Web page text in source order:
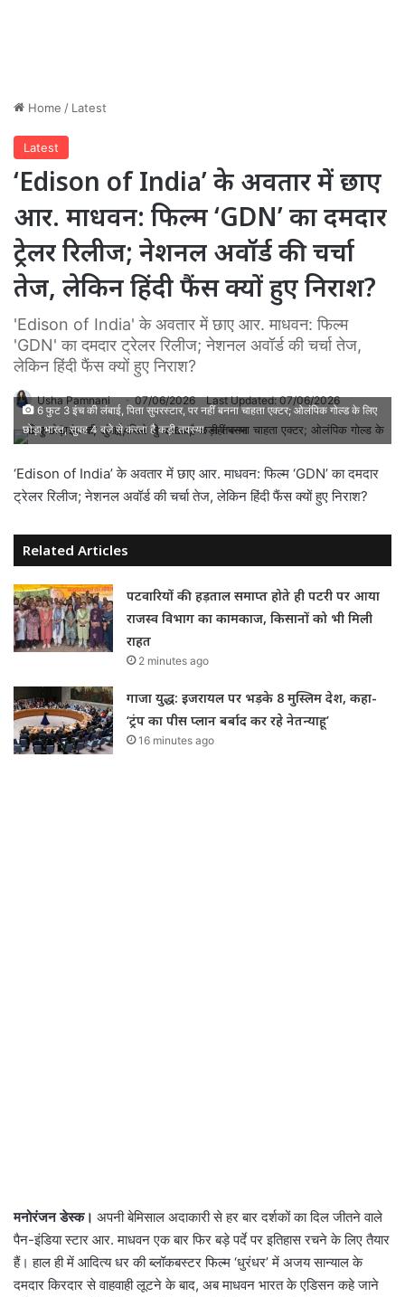
Home / Latest
Latest
‘Edison of India’ के अवतार में छाए
आर. माधवन: फिल्म ‘GDN’ का दमदार
ट्रेलर रिलीज; नेशनल अवॉर्ड की चर्चा
तेज, लेकिन हिंदी फैंस क्यों हुए निराश?
'Edison of India' के अवतार में छाए आर. माधवन: फिल्म
'GDN' का दमदार ट्रेलर रिलीज; नेशनल अवॉर्ड की चर्चा तेज,
लेकिन हिंदी फैंस क्यों हुए निराश?
Usha Pamnani 07/06/2026 Last Updated: 07/06/2026
6 फुट 3 इंच की लंबाई, पिता सुपरस्टार, पर नहीं बनना चाहता एक्टर; ओलंपिक गोल्ड के लिए
छोड़ा भारत, सुबह 4 बजे से करता है कड़ी तपस्या
‘Edison of India’ के अवतार में छाए आर. माधवन: फिल्म ‘GDN’ का दमदार
ट्रेलर रिलीज; नेशनल अवॉर्ड की चर्चा तेज, लेकिन हिंदी फैंस क्यों हुए निराश?
Related Articles
पटवारियों की हड़ताल समाप्त होते ही पटरी पर आया
राजस्व विभाग का कामकाज, किसानों को भी मिली
राहत
2 minutes ago
गाजा युद्ध: इजरायल पर भड़के 8 मुस्लिम देश, कहा-
‘ट्रंप का पीस प्लान बर्बाद कर रहे नेतन्याहू’
16 minutes ago
मनोरंजन डेस्क। अपनी बेमिसाल अदाकारी से हर बार दर्शकों का दिल जीतने वाले
पैन-इंडिया स्टार आर. माधवन एक बार फिर बड़े पर्दे पर इतिहास रचने के लिए तैयार
हैं। हाल ही में आदित्य धर की ब्लॉकबस्टर फिल्म ‘धुरंधर’ में अजय सान्याल के
दमदार किरदार से वाहवाही लूटने के बाद, अब माधवन भारत के एडिसन कहे जाने